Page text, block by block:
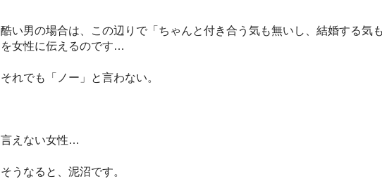
酷い男の場合は、この辺りで「ちゃんと付き合う気も無いし、結婚する気
を女性に伝えるのです…
それでも「ノー」と言わない。
言えない女性…
そうなると、泥沼です。